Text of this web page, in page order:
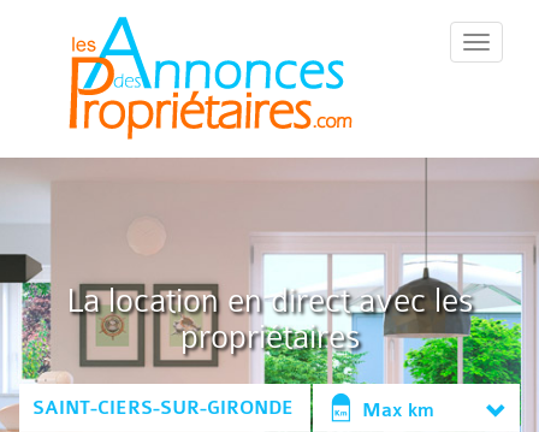
::Menu::
La location en direct avec les
propriétaires
Max km